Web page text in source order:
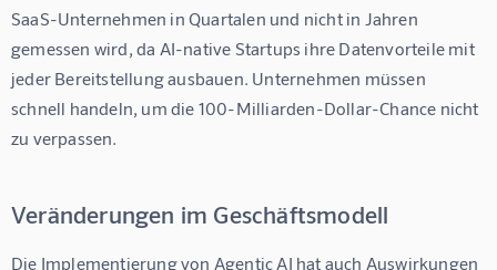
SaaS-Unternehmen in Quartalen und nicht in Jahren
gemessen wird, da AI-native Startups ihre Datenvorteile mit
jeder Bereitstellung ausbauen. Unternehmen müssen
schnell handeln, um die 100-Milliarden-Dollar-Chance nicht
zu verpassen.
Veränderungen im Geschäftsmodell
Die Implementierung von Agentic AI hat auch Auswirkungen